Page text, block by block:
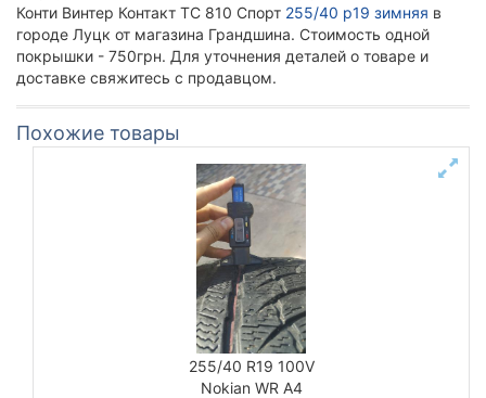
Конти Винтер Контакт ТС 810 Спорт 255/40 р19 зимняя в
городе Луцк от магазина Грандшина. Стоимость одной
покрышки - 750грн. Для уточнения деталей о товаре и
доставке свяжитесь с продавцом.
Похожие товары
255/40 R19 100V
Nokian WR A4